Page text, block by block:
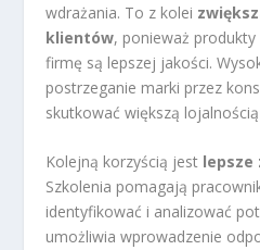
wdrażania. To z kolei
klientów, ponieważ
firmę są lepszej jakości.
postrzeganie marki przez
skutkować większą
Kolejną korzyścią jest lepsze
Szkolenia pomagają
identyfikować i analizować
umożliwia wprowadzenie